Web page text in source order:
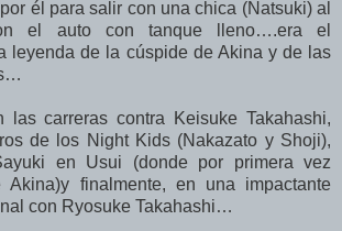
él para salir con una chica (Natsuki) al
el auto con tanque lleno….era el
leyenda de la cúspide de Akina y de las
las carreras contra Keisuke Takahashi,
de los Night Kids (Nakazato y Shoji),
en Usui (donde por primera vez
Akina)y finalmente, en una impactante
con Ryosuke Takahashi…